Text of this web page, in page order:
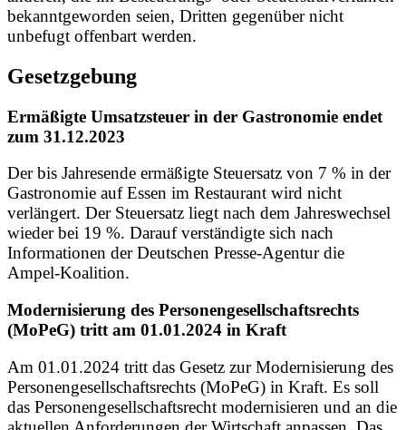
bekanntgeworden seien, Dritten gegenüber nicht
unbefugt offenbart werden.
Gesetzgebung
Ermäßigte Umsatzsteuer in der Gastronomie endet
zum 31.12.2023
Der bis Jahresende ermäßigte Steuersatz von 7 % in der
Gastronomie auf Essen im Restaurant wird nicht
verlängert. Der Steuersatz liegt nach dem Jahreswechsel
wieder bei 19 %. Darauf verständigte sich nach
Informationen der Deutschen Presse-Agentur die
Ampel-Koalition.
Modernisierung des Personengesellschaftsrechts
(MoPeG) tritt am 01.01.2024 in Kraft
Am 01.01.2024 tritt das Gesetz zur Modernisierung des
Personengesellschaftsrechts (MoPeG) in Kraft. Es soll
das Personengesellschaftsrecht modernisieren und an die